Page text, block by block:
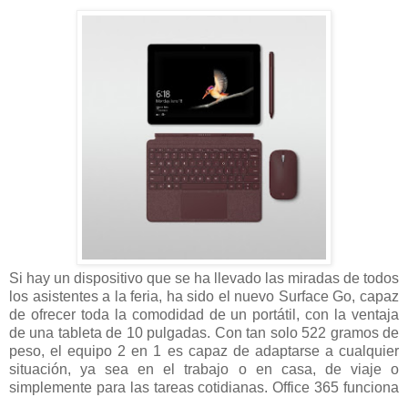
Si hay un dispositivo que se ha llevado las miradas de todos
los asistentes a la feria, ha sido el nuevo Surface Go, capaz
de ofrecer toda la comodidad de un portátil, con la ventaja
de una tableta de 10 pulgadas. Con tan solo 522 gramos de
peso, el equipo 2 en 1 es capaz de adaptarse a cualquier
situación, ya sea en el trabajo o en casa, de viaje o
simplemente para las tareas cotidianas. Office 365 funciona